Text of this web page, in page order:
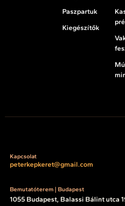
Paszpartuk
Kiegészítők
Kapcsolat
peterkepkeret@gmail.com
Bemutatóterem | Budapest
1055 Budapest, Balassi Bálint utca